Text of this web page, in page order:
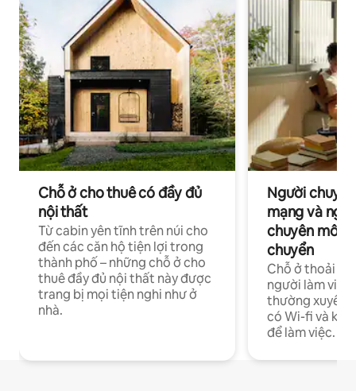
Chỗ ở cho thuê có đầy đủ
nội thất
Từ cabin yên tĩnh trên núi cho
đến các căn hộ tiện lợi trong
thành phố – những chỗ ở cho
thuê đầy đủ nội thất này được
trang bị mọi tiện nghi như ở
nhà.
Người
mạng và
chuyên môn
chuyển
Chỗ ở thoải
người làm việc
thường xuyên
có Wi-fi và
để làm việc.